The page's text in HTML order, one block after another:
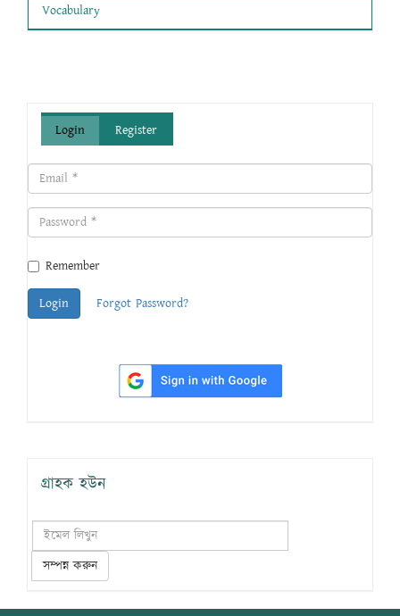
Vocabulary
Login Register
Remember
Login Forgot Password?
গ্রাহক হউন
সম্পন্ন করুন